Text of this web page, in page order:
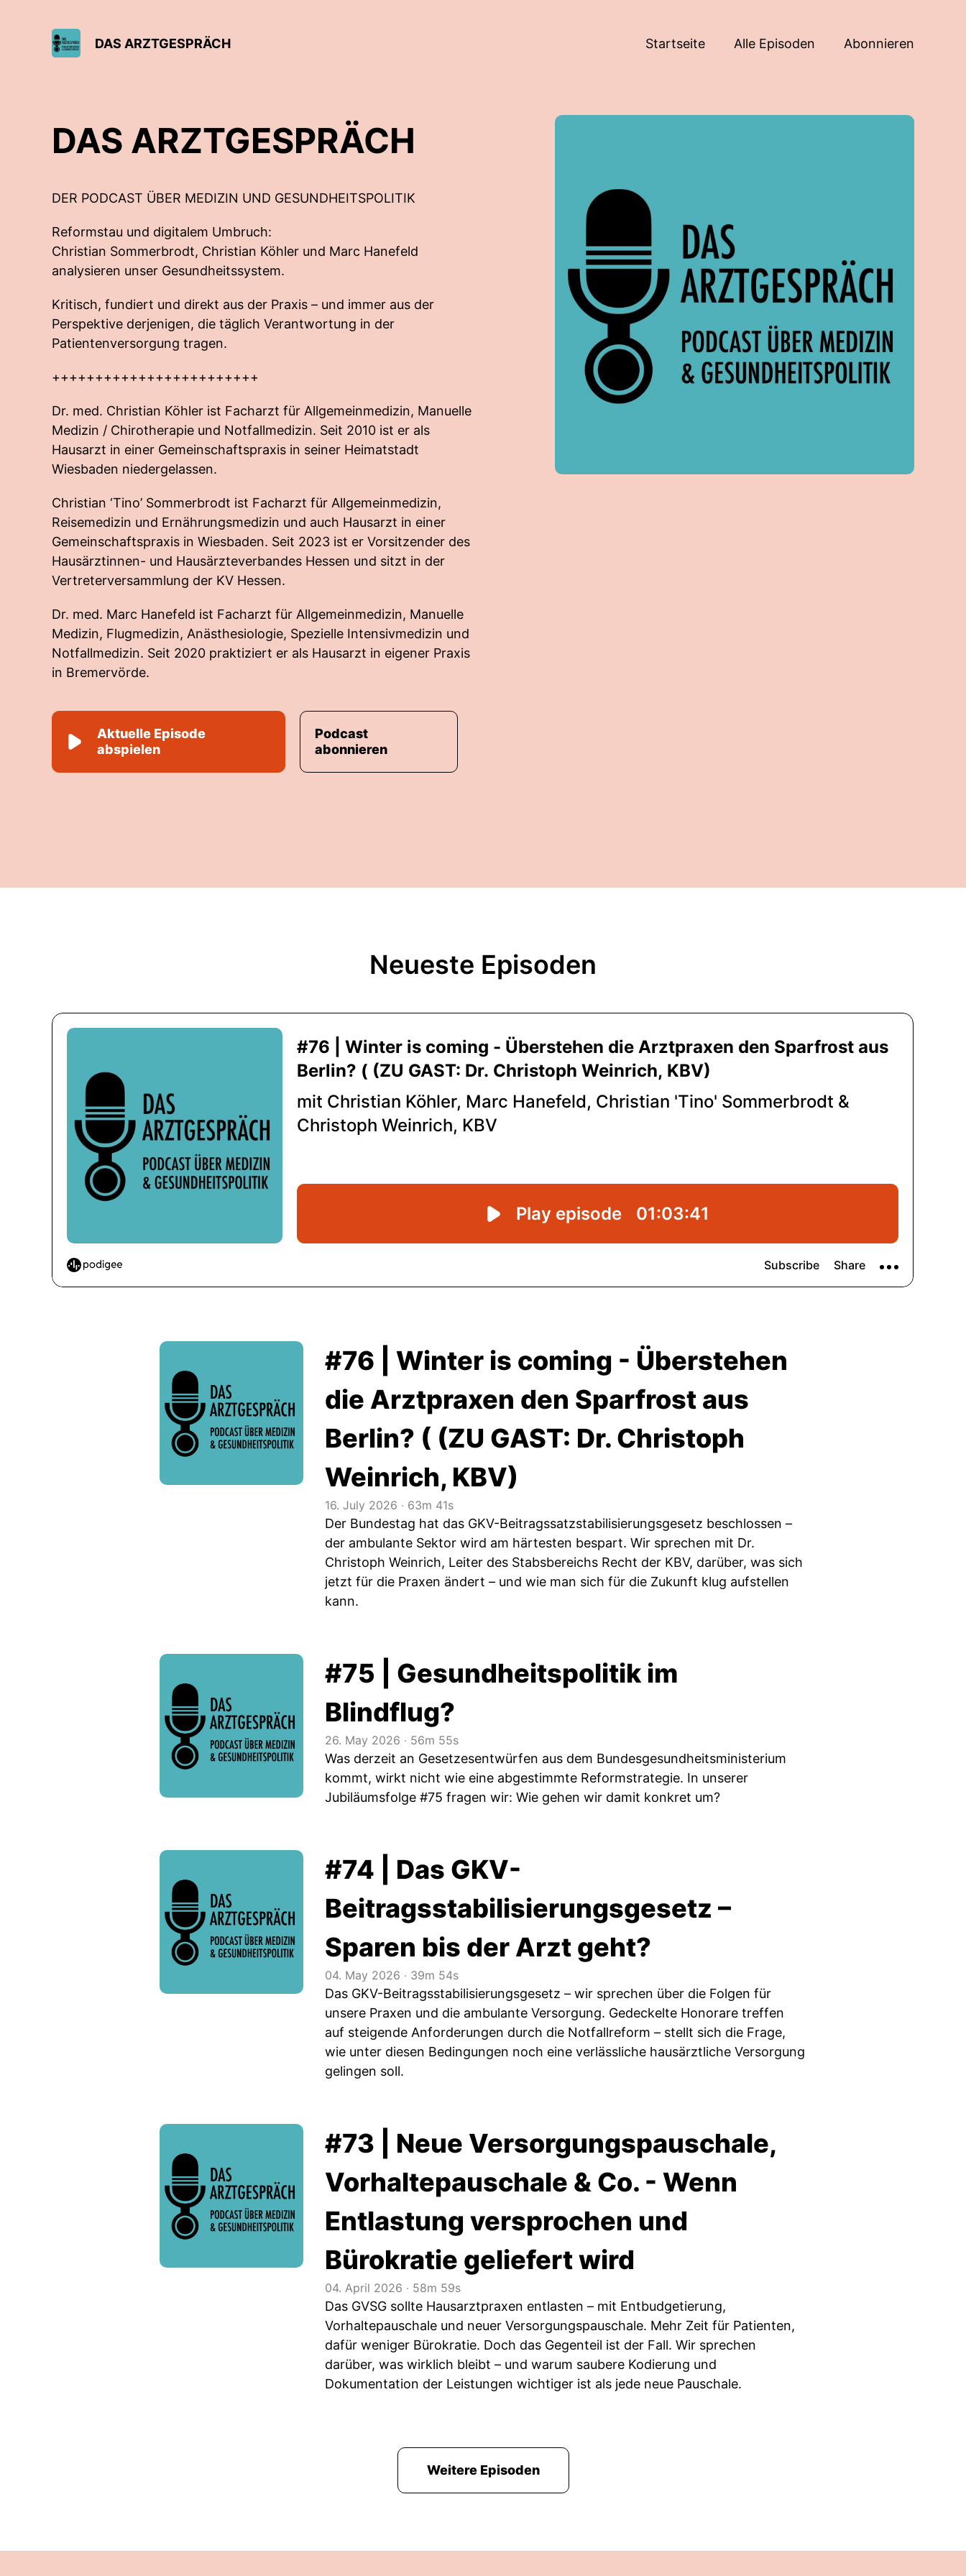
DAS ARZTGESPRÄCH Startseite Alle Episoden Abonnieren
DAS ARZTGESPRÄCH
DER PODCAST ÜBER MEDIZIN UND GESUNDHEITSPOLITIK
Reformstau und digitalem Umbruch:
Christian Sommerbrodt, Christian Köhler und Marc Hanefeld
analysieren unser Gesundheitssystem.
Kritisch, fundiert und direkt aus der Praxis – und immer aus der
Perspektive derjenigen, die täglich Verantwortung in der
Patientenversorgung tragen.
++++++++++++++++++++++++
Dr. med. Christian Köhler ist Facharzt für Allgemeinmedizin, Manuelle
Medizin / Chirotherapie und Notfallmedizin. Seit 2010 ist er als
Hausarzt in einer Gemeinschaftspraxis in seiner Heimatstadt
Wiesbaden niedergelassen.
Christian ‘Tino’ Sommerbrodt ist Facharzt für Allgemeinmedizin,
Reisemedizin und Ernährungsmedizin und auch Hausarzt in einer
Gemeinschaftspraxis in Wiesbaden. Seit 2023 ist er Vorsitzender des
Hausärztinnen- und Hausärzteverbandes Hessen und sitzt in der
Vertreterversammlung der KV Hessen.
Dr. med. Marc Hanefeld ist Facharzt für Allgemeinmedizin, Manuelle
Medizin, Flugmedizin, Anästhesiologie, Spezielle Intensivmedizin und
Notfallmedizin. Seit 2020 praktiziert er als Hausarzt in eigener Praxis
in Bremervörde.
Aktuelle Episode
abspielen
Podcast
abonnieren
Neueste Episoden
#76 | Winter is coming - Überstehen
die Arztpraxen den Sparfrost aus
Berlin? ( (ZU GAST: Dr. Christoph
Weinrich, KBV)
16. July 2026 ‧ 63m 41s
Der Bundestag hat das GKV-Beitragssatzstabilisierungsgesetz beschlossen –
der ambulante Sektor wird am härtesten bespart. Wir sprechen mit Dr.
Christoph Weinrich, Leiter des Stabsbereichs Recht der KBV, darüber, was sich
jetzt für die Praxen ändert – und wie man sich für die Zukunft klug aufstellen
kann.
#75 | Gesundheitspolitik im
Blindflug?
26. May 2026 ‧ 56m 55s
Was derzeit an Gesetzesentwürfen aus dem Bundesgesundheitsministerium
kommt, wirkt nicht wie eine abgestimmte Reformstrategie. In unserer
Jubiläumsfolge #75 fragen wir: Wie gehen wir damit konkret um?
#74 | Das GKV-
Beitragsstabilisierungsgesetz –
Sparen bis der Arzt geht?
04. May 2026 ‧ 39m 54s
Das GKV-Beitragsstabilisierungsgesetz – wir sprechen über die Folgen für
unsere Praxen und die ambulante Versorgung. Gedeckelte Honorare treffen
auf steigende Anforderungen durch die Notfallreform – stellt sich die Frage,
wie unter diesen Bedingungen noch eine verlässliche hausärztliche Versorgung
gelingen soll.
#73 | Neue Versorgungspauschale,
Vorhaltepauschale & Co. - Wenn
Entlastung versprochen und
Bürokratie geliefert wird
04. April 2026 ‧ 58m 59s
Das GVSG sollte Hausarztpraxen entlasten – mit Entbudgetierung,
Vorhaltepauschale und neuer Versorgungspauschale. Mehr Zeit für Patienten,
dafür weniger Bürokratie. Doch das Gegenteil ist der Fall. Wir sprechen
darüber, was wirklich bleibt – und warum saubere Kodierung und
Dokumentation der Leistungen wichtiger ist als jede neue Pauschale.
Weitere Episoden